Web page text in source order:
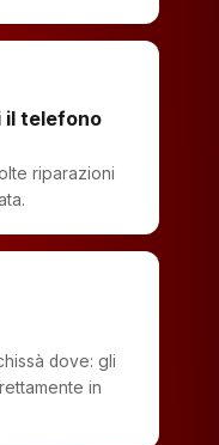
il telefono
riparazioni
dove: gli
in